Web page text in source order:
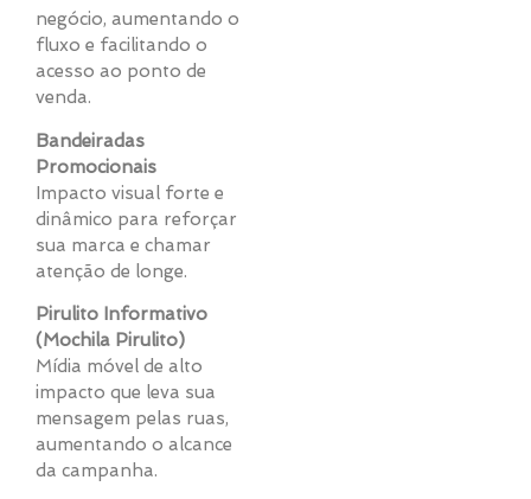
negócio, aumentando o
fluxo e facilitando o
acesso ao ponto de
venda.
Bandeiradas
Promocionais
Impacto visual forte e
dinâmico para reforçar
sua marca e chamar
atenção de longe.
Pirulito Informativo
(Mochila Pirulito)
Mídia móvel de alto
impacto que leva sua
mensagem pelas ruas,
aumentando o alcance
da campanha.